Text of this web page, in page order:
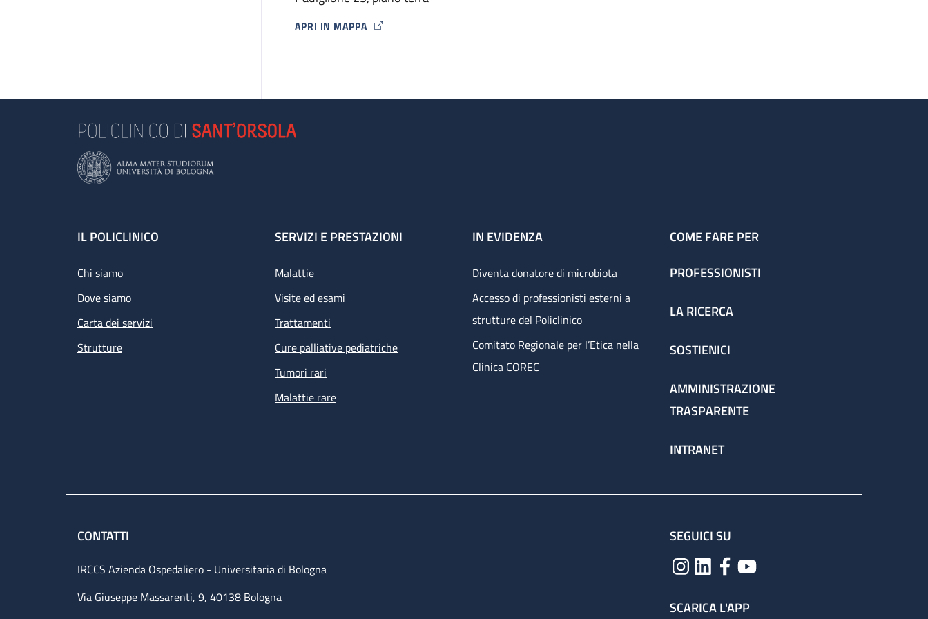
Cuori.
APRI IN MAPPA
MAP ICON
Footer
IL POLICLINICO
Chi siamo
Dove siamo
Carta dei servizi
Strutture
SERVIZI E PRESTAZIONI
Malattie
Visite ed esami
Trattamenti
Cure palliative pediatriche
Tumori rari
Malattie rare
IN EVIDENZA
Diventa donatore di microbiota
Accesso di professionisti esterni a
strutture del Policlinico
Comitato Regionale per l’Etica nella
Clinica COREC
COME FARE PER
PROFESSIONISTI
LA RICERCA
SOSTIENICI
AMMINISTRAZIONE
TRASPARENTE
INTRANET
CONTATTI
IRCCS Azienda Ospedaliero - Universitaria di Bologna
Via Giuseppe Massarenti, 9, 40138 Bologna
SEGUICI SU
SCARICA L'APP